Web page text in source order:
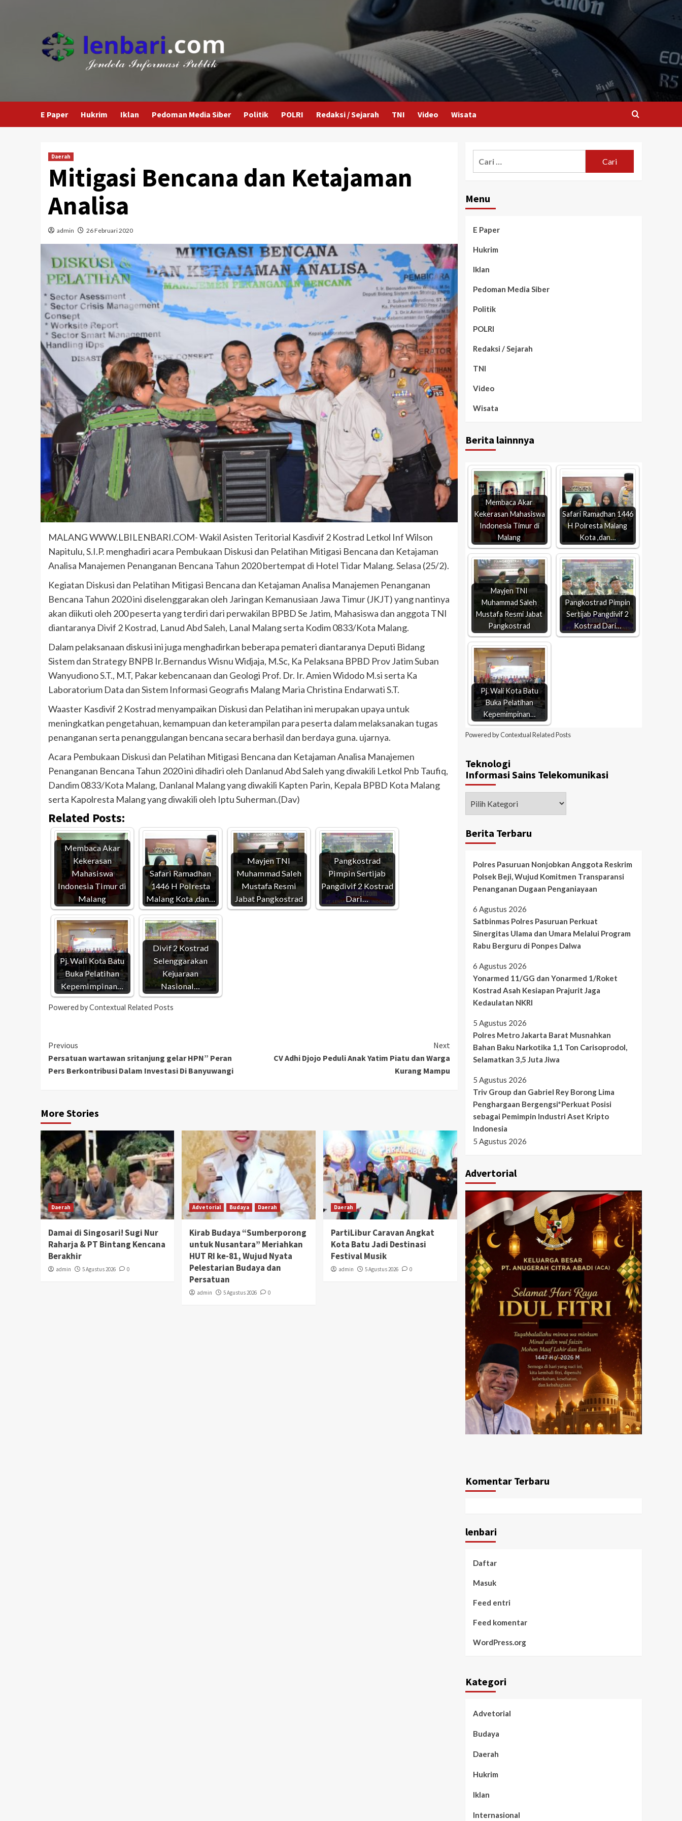
E Paper Hukrim Iklan Pedoman Media Siber Politik POLRI Redaksi / Sejarah TNI Video Wisata
Daerah
Mitigasi Bencana dan Ketajaman
Analisa
admin 26 Februari 2020
MALANG WWW.LBILENBARI.COM- Wakil Asisten Teritorial Kasdivif 2 Kostrad Letkol Inf Wilson
Napitulu, S.I.P. menghadiri acara Pembukaan Diskusi dan Pelatihan Mitigasi Bencana dan Ketajaman
Analisa Manajemen Penanganan Bencana Tahun 2020 bertempat di Hotel Tidar Malang. Selasa (25/2).
Kegiatan Diskusi dan Pelatihan Mitigasi Bencana dan Ketajaman Analisa Manajemen Penanganan
Bencana Tahun 2020 ini diselenggarakan oleh Jaringan Kemanusiaan Jawa Timur (JKJT) yang nantinya
akan diikuti oleh 200 peserta yang terdiri dari perwakilan BPBD Se Jatim, Mahasiswa dan anggota TNI
diantaranya Divif 2 Kostrad, Lanud Abd Saleh, Lanal Malang serta Kodim 0833/Kota Malang.
Dalam pelaksanaan diskusi ini juga menghadirkan beberapa pemateri diantaranya Deputi Bidang
Sistem dan Strategy BNPB Ir.Bernandus Wisnu Widjaja, M.Sc, Ka Pelaksana BPBD Prov Jatim Suban
Wanyudiono S.T., M.T, Pakar kebencanaan dan Geologi Prof. Dr. Ir. Amien Widodo M.si serta Ka
Laboratorium Data dan Sistem Informasi Geografis Malang Maria Christina Endarwati S.T.
Waaster Kasdivif 2 Kostrad menyampaikan Diskusi dan Pelatihan ini merupakan upaya untuk
meningkatkan pengetahuan, kemampuan dan keterampilan para peserta dalam melaksanakan tugas
penanganan serta penanggulangan bencana secara berhasil dan berdaya guna. ujarnya.
Acara Pembukaan Diskusi dan Pelatihan Mitigasi Bencana dan Ketajaman Analisa Manajemen
Penanganan Bencana Tahun 2020 ini dihadiri oleh Danlanud Abd Saleh yang diwakili Letkol Pnb Taufiq,
Dandim 0833/Kota Malang, Danlanal Malang yang diwakili Kapten Parin, Kepala BPBD Kota Malang
serta Kapolresta Malang yang diwakili oleh Iptu Suherman.(Dav)
Related Posts:
Membaca Akar
Kekerasan
Mahasiswa
Indonesia Timur di
Malang
Safari Ramadhan
1446 H Polresta
Malang Kota ,dan…
Mayjen TNI
Muhammad Saleh
Mustafa Resmi
Jabat Pangkostrad
Pangkostrad
Pimpin Sertijab
Pangdivif 2 Kostrad
Dari…
Pj. Wali Kota Batu
Buka Pelatihan
Kepemimpinan…
Divif 2 Kostrad
Selenggarakan
Kejuaraan
Nasional…
Powered byContextual Related Posts
Previous
Persatuan wartawan sritanjung gelar HPN” Peran
Pers Berkontribusi Dalam Investasi Di Banyuwangi
Next
CV Adhi Djojo Peduli Anak Yatim Piatu dan Warga
Kurang Mampu
More Stories
Daerah
Damai di Singosari! Sugi Nur
Raharja & PT Bintang Kencana
Berakhir
admin 5 Agustus 2026 0
Advetorial Budaya Daerah
Kirab Budaya “Sumberporong
untuk Nusantara” Meriahkan
HUT RI ke-81, Wujud Nyata
Pelestarian Budaya dan
Persatuan
admin 5 Agustus 2026 0
Daerah
PartiLibur Caravan Angkat
Kota Batu Jadi Destinasi
Festival Musik
admin 5 Agustus 2026 0
Menu
E Paper
Hukrim
Iklan
Pedoman Media Siber
Politik
POLRI
Redaksi / Sejarah
TNI
Video
Wisata
Berita lainnnya
Membaca Akar
Kekerasan Mahasiswa
Indonesia Timur di
Malang
Safari Ramadhan 1446
H Polresta Malang
Kota ,dan…
Mayjen TNI
Muhammad Saleh
Mustafa Resmi Jabat
Pangkostrad
Pangkostrad Pimpin
Sertijab Pangdivif 2
Kostrad Dari…
Pj. Wali Kota Batu
Buka Pelatihan
Kepemimpinan…
Powered byContextual Related Posts
Teknologi
Informasi Sains Telekomunikasi
Berita Terbaru
Polres Pasuruan Nonjobkan Anggota Reskrim
Polsek Beji, Wujud Komitmen Transparansi
Penanganan Dugaan Penganiayaan
6 Agustus 2026
Satbinmas Polres Pasuruan Perkuat
Sinergitas Ulama dan Umara Melalui Program
Rabu Berguru di Ponpes Dalwa
6 Agustus 2026
Yonarmed 11/GG dan Yonarmed 1/Roket
Kostrad Asah Kesiapan Prajurit Jaga
Kedaulatan NKRI
5 Agustus 2026
Polres Metro Jakarta Barat Musnahkan
Bahan Baku Narkotika 1,1 Ton Carisoprodol,
Selamatkan 3,5 Juta Jiwa
5 Agustus 2026
Triv Group dan Gabriel Rey Borong Lima
Penghargaan Bergengsi*Perkuat Posisi
sebagai Pemimpin Industri Aset Kripto
Indonesia
5 Agustus 2026
Advertorial
Komentar Terbaru
lenbari
Daftar
Masuk
Feed entri
Feed komentar
WordPress.org
Kategori
Advetorial
Budaya
Daerah
Hukrim
Iklan
Internasional